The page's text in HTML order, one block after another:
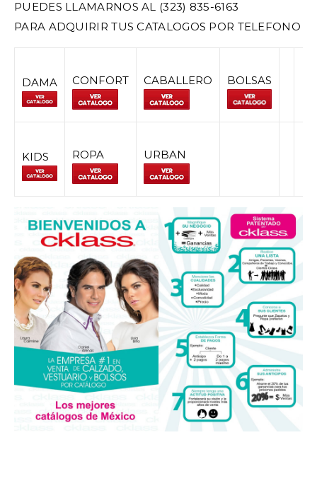
PUEDES LLAMARNOS AL (323) 835-6163
PARA ADQUIRIR TUS CATALOGOS POR TELEFONO
DAMA CONFORT CABALLERO BOLSAS
KIDS ROPA URBAN